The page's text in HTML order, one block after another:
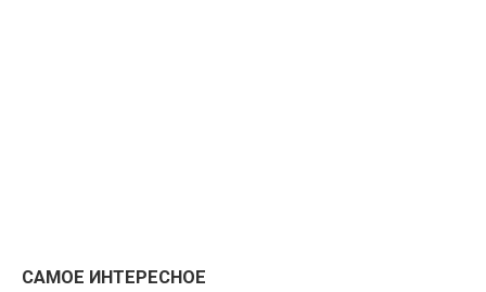
САМОЕ ИНТЕРЕСНОЕ